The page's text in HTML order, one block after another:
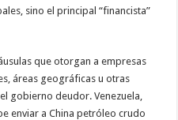
sino el principal “financista”
que otorgan a empresas
áreas geográficas u otras
gobierno deudor. Venezuela,
enviar a China petróleo crudo